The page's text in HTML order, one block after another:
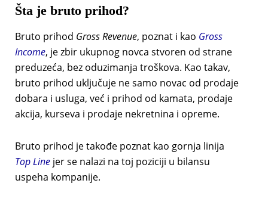
Šta je bruto prihod?
Bruto prihod Gross Revenue, poznat i kao Gross
Income, je zbir ukupnog novca stvoren od strane
preduzeća, bez oduzimanja troškova. Kao takav,
bruto prihod uključuje ne samo novac od prodaje
dobara i usluga, već i prihod od kamata, prodaje
akcija, kurseva i prodaje nekretnina i opreme.
Bruto prihod je takođe poznat kao gornja linija
Top Linejer se nalazi na toj poziciji u bilansu
uspeha kompanije.